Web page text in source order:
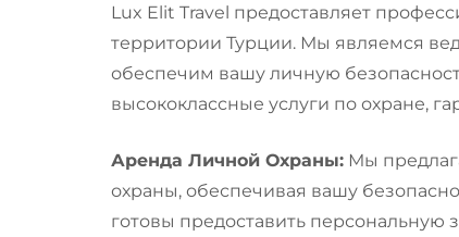
Lux Elit Travel предоставляет
территории Турции. Мы являемся
обеспечим вашу личную
высококлассные услуги по охране,
Аренда Личной Охраны: Мы
охраны, обеспечивая вашу
готовы предоставить